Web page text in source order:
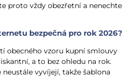
proto vždy obezřetní a nenechte
bezpečná pro rok 2026?
obecného vzoru kupní smlouvy
a to bez ohledu na rok.
neustále vyvíjejí, takže šablona